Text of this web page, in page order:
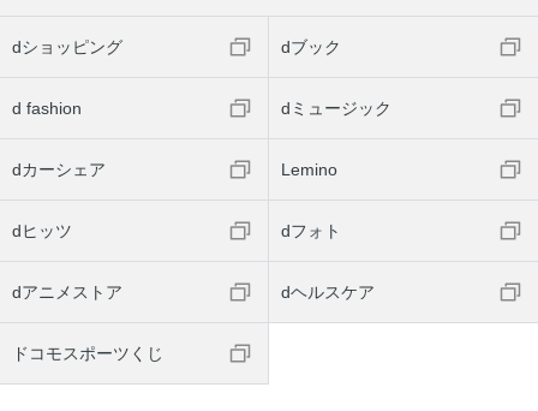
dショッピング dブック
d fashion dミュージック
dカーシェア Lemino
dヒッツ dフォト
dアニメストア dヘルスケア
ドコモスポーツくじ